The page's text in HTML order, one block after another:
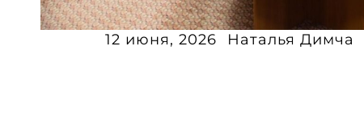
12 июня, 2026 Наталья Димча